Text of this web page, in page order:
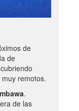
de
de
remotos.
.
de las